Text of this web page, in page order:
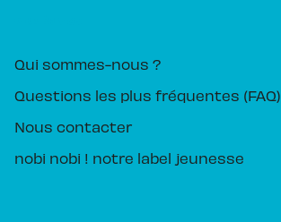
Qui sommes-nous ?
Questions les plus fréquentes (FAQ)
Nous contacter
nobi nobi ! notre label jeunesse